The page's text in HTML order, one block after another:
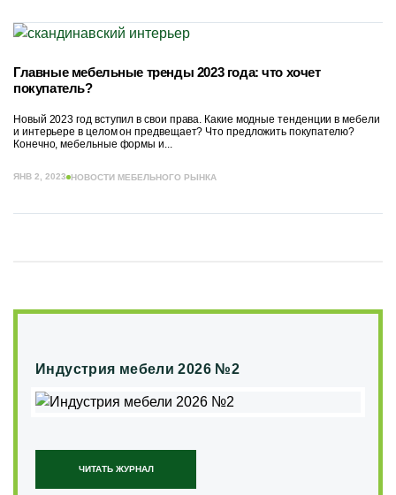
Главные мебельные тренды 2023 года: что хочет
покупатель?
Новый 2023 год вступил в свои права. Какие модные тенденции в мебели
и интерьере в целом он предвещает? Что предложить покупателю?
Конечно, мебельные формы и...
ЯНВ 2, 2023 НОВОСТИ МЕБЕЛЬНОГО РЫНКА
Индустрия мебели 2026 №2
ЧИТАТЬ ЖУРНАЛ